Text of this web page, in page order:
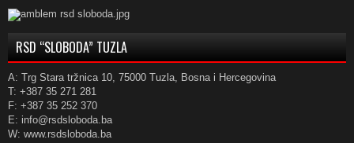
RSD “SLOBODA” TUZLA
A: Trg Stara tržnica 10, 75000 Tuzla, Bosna i Hercegovina
T: +387 35 271 281
F: +387 35 252 370
E: info@rsdsloboda.ba
W: www.rsdsloboda.ba